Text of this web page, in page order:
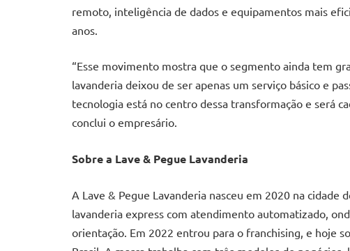
remoto, inteligência de dados e equipamentos mais
anos.
“Esse movimento mostra que o segmento ainda tem
lavanderia deixou de ser apenas um serviço básico e
tecnologia está no centro dessa transformação e será
conclui o empresário.
Sobre a Lave & Pegue Lavanderia
A Lave & Pegue Lavanderia nasceu em 2020 na cidade
lavanderia express com atendimento automatizado,
orientação. Em 2022 entrou para o franchising, e hoje